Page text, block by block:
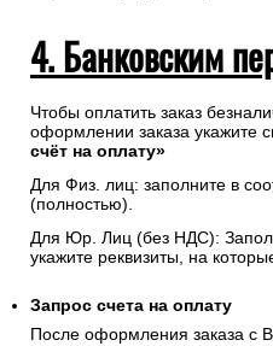
платежа и электронный
Введенная контактная
случаев, предусмотренных
4. Банковским
Чтобы оплатить заказ
оформлении заказа укажите
Для Физ. лиц: заполните в
(полностью).